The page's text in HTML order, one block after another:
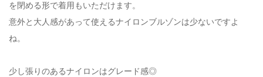
を閉める形で着用もいただけます。
意外と大人感があって使えるナイロンブルゾンは少ないですよ
ね。
少し張りのあるナイロンはグレード感◎